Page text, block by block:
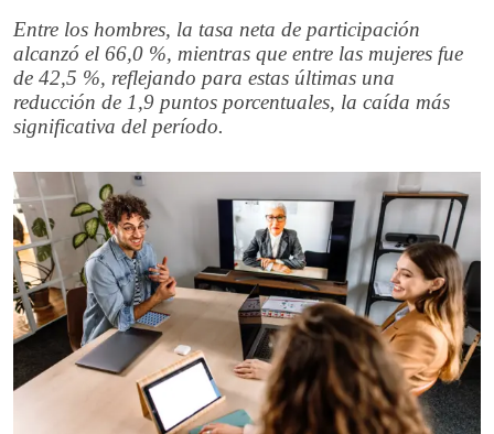
Entre los hombres, la tasa neta de participación
alcanzó el 66,0 %, mientras que entre las mujeres fue
de 42,5 %, reflejando para estas últimas una
reducción de 1,9 puntos porcentuales, la caída más
significativa del período.